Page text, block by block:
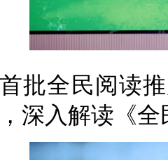
批全民阅读
深入解读《